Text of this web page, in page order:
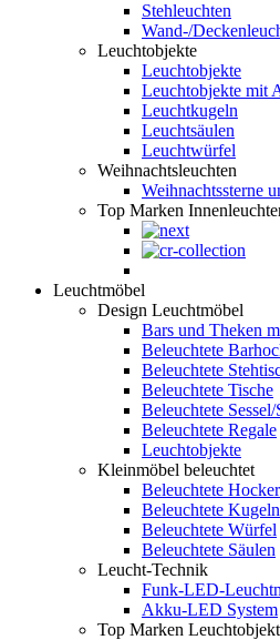
Stehleuchten
Wand-/
Leuchtobjekte
Leuchtobjekte
Leuchtobjekte mit
Leuchtkugeln
Leuchtsäulen
Leuchtwürfel
Weihnachtsleuchten
Weihnachtssterne
Top Marken
Leuchtmöbel
Design Leuchtmöbel
Bars und Theken
Beleuchtete
Beleuchtete
Beleuchtete Tische
Beleuchtete Sessel/
Beleuchtete Regale
Leuchtobjekte
Kleinmöbel beleuchtet
Beleuchtete Hocker
Beleuchtete Kugeln
Beleuchtete Würfel
Beleuchtete Säulen
Leucht-Technik
Funk-LED-
Akku-LED System
Top Marken